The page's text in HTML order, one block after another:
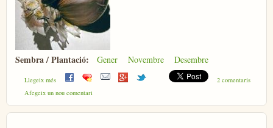
Sembra / Plantació: Gener Novembre Desembre
Llegeix més
sobre All
2 comentaris
Afegeix un nou comentari